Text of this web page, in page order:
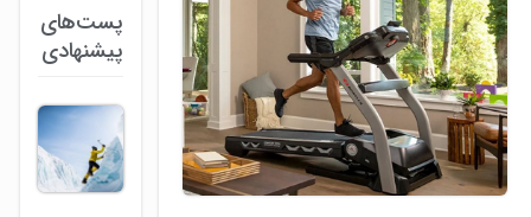
پست‌های
پیشنهادی